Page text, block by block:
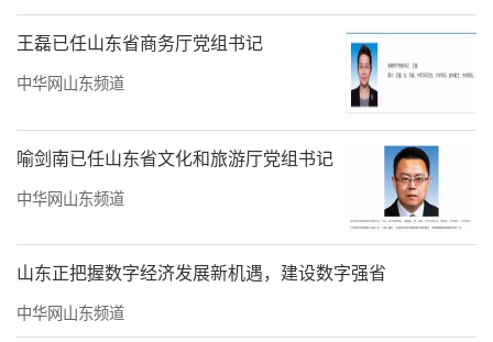
责任编辑：董硕
王磊已任山东省商务厅党组书记
中华网山东频道
喻剑南已任山东省文化和旅游厅党组书记
中华网山东频道
山东正把握数字经济发展新机遇，建设数字强省
中华网山东频道